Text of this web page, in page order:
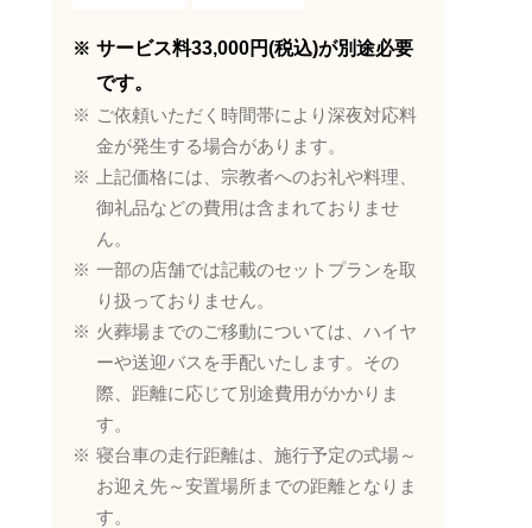
サービス料33,000円(税込)が別途必要
です。
ご依頼いただく時間帯により深夜対応料
金が発生する場合があります。
上記価格には、宗教者へのお礼や料理、
御礼品などの費用は含まれておりませ
ん。
一部の店舗では記載のセットプランを取
り扱っておりません。
火葬場までのご移動については、ハイヤ
ーや送迎バスを手配いたします。その
際、距離に応じて別途費用がかかりま
す。
寝台車の走行距離は、施行予定の式場～
お迎え先～安置場所までの距離となりま
す。